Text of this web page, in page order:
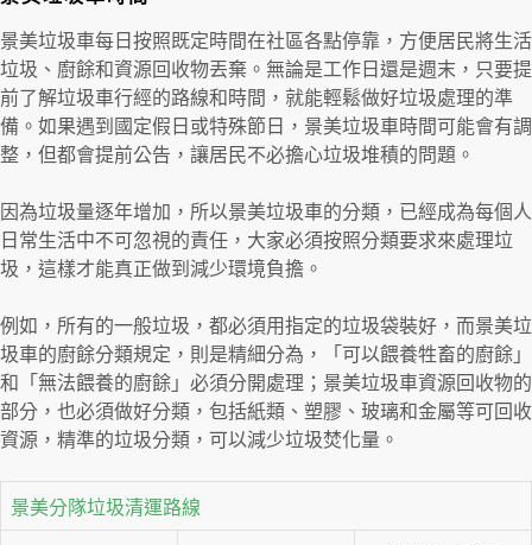
景美垃圾車每日按照既定時間在社區各點停靠，方便居民將生活
垃圾、廚餘和資源回收物丟棄。無論是工作日還是週末，只要提
前了解垃圾車行經的路線和時間，就能輕鬆做好垃圾處理的準
備。如果遇到國定假日或特殊節日，景美垃圾車時間可能會有調
整，但都會提前公告，讓居民不必擔心垃圾堆積的問題。
因為垃圾量逐年增加，所以景美垃圾車的分類，已經成為每個人
日常生活中不可忽視的責任，大家必須按照分類要求來處理垃
圾，這樣才能真正做到減少環境負擔。
例如，所有的一般垃圾，都必須用指定的垃圾袋裝好，而景美垃
圾車的廚餘分類規定，則是精細分為，「可以餵養牲畜的廚餘」
和「無法餵養的廚餘」必須分開處理；景美垃圾車資源回收物的
部分，也必須做好分類，包括紙類、塑膠、玻璃和金屬等可回收
資源，精準的垃圾分類，可以減少垃圾焚化量。
景美分隊垃圾清運路線